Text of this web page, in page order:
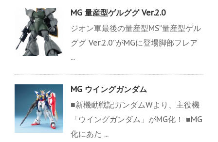
MG 量産型ゲルググ Ver.2.0
ジオン軍最後の量産型MS“量産型ゲル
ググ Ver.2.0”がMGに登場脚部フレア
...
MG ウイングガンダム
■新機動戦記ガンダムWより、主役機
「ウイングガンダム」がMG化！ ■MG
化にあた ...